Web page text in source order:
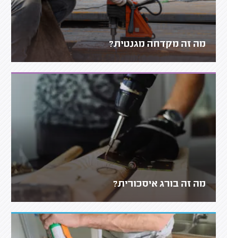
מה זה מקדחה מגנטית?
מה זה בורג איסכורית?